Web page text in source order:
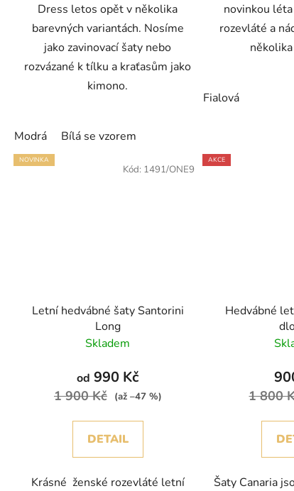
Dress letos opět v několika
barevných variantách. Nosíme
jako zavinovací šaty nebo
rozvázané k tílku a kraťasům jako
kimono.
Modrá Bílá se vzorem
novinkou
rozevláté a
Fialová
NOVINKA
Letní hedvábné šaty Santorini
Long
Skladem
od 990 Kč
1 900 Kč (až –47 %)
DETAIL
Krásné ženské rozevláté letní
Kód: 1491/ONE9
AKCE
Hedvábné
1 800
Šaty Canaria